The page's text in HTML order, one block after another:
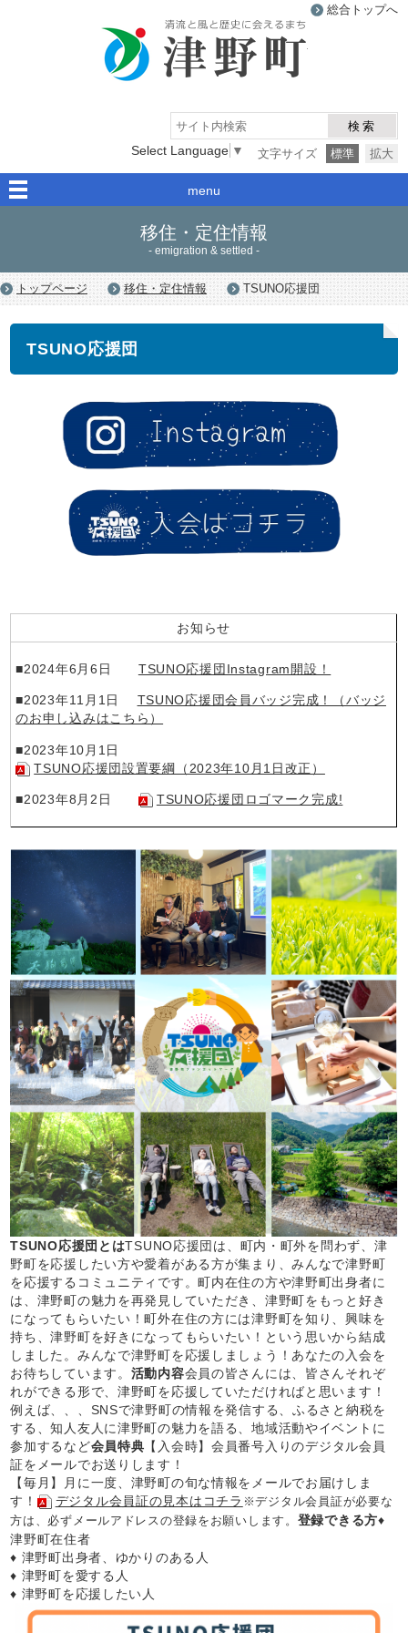
総合トップへ
検索
文字サイズ
標準 拡大
Select Language ▼
menu
移住・定住情報
- emigration & settled -
トップページ 移住・定住情報 TSUNO応援団
TSUNO応援団
お知らせ
■2024年6月6日 TSUNO応援団Instagram開設！
■2023年11月1日 TSUNO応援団会員バッジ完成！（バッジ
のお申し込みはこちら）
■2023年10月1日
TSUNO応援団設置要綱（2023年10月1日改正）
■2023年8月2日 TSUNO応援団ロゴマーク完成!
TSUNO応援団とはTSUNO応援団は、町内・町外を問わず、津
野町を応援したい方や愛着がある方が集まり、みんなで津野町
を応援するコミュニティです。町内在住の方や津野町出身者に
は、津野町の魅力を再発見していただき、津野町をもっと好き
になってもらいたい！町外在住の方には津野町を知り、興味を
持ち、津野町を好きになってもらいたい！という思いから結成
しました。みんなで津野町を応援しましょう！あなたの入会を
お待ちしています。 活動内容会員の皆さんには、皆さんそれぞ
れができる形で、津野町を応援していただければと思います！
例えば、、、SNSで津野町の情報を発信する、ふるさと納税を
する、知人友人に津野町の魅力を語る、地域活動やイベントに
参加するなど会員特典 【入会時】会員番号入りのデジタル会員
証をメールでお送りします！
【毎月】月に一度、津野町の旬な情報をメールでお届けしま
す！
デジタル会員証の見本はコチラ ※デジタル会員証が必要な
方は、必ずメールアドレスの登録をお願いします。 登録できる方♦
津野町在住者
♦ 津野町出身者、ゆかりのある人
♦ 津野町を愛する人
♦ 津野町を応援したい人